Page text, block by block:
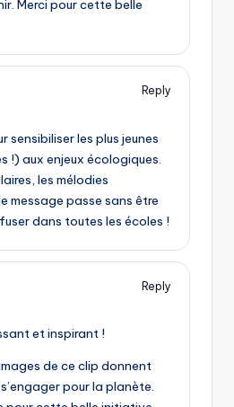
Merci pour cette belle
Reply
sensibiliser les plus jeunes
!) aux enjeux écologiques.
les mélodies
message passe sans être
dans toutes les écoles !
Reply
et inspirant !
de ce clip donnent
pour la planète.